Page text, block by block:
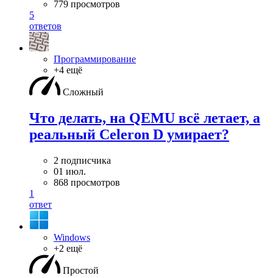
779 просмотров
5
ответов
Программирование
+4 ещё
Сложный
Что делать, на QEMU всё летает, а
реальный Celeron D умирает?
2 подписчика
01 июл.
868 просмотров
1
ответ
Windows
+2 ещё
Простой